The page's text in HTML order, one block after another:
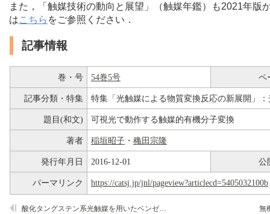
また，「触媒技術の動向と展望」（触媒年鑑）も2021年
はこちら をご参照ください．
記事情報
巻・号 54巻5号 ペ
記事分類・特集 特集「光触媒による物質変換反応の新展開」
題目(和文) 可視光で動作する触媒的有機分子変換
著者 稲垣昭子 ・ 穐田宗隆
発行年月日 2016-12-01 公
パーマリンク https://catsj.jp/jnl/pageview?articlecd=5405032100b
無
酸化タングステン系光触媒を用いたベンゼン環の水酸化反応